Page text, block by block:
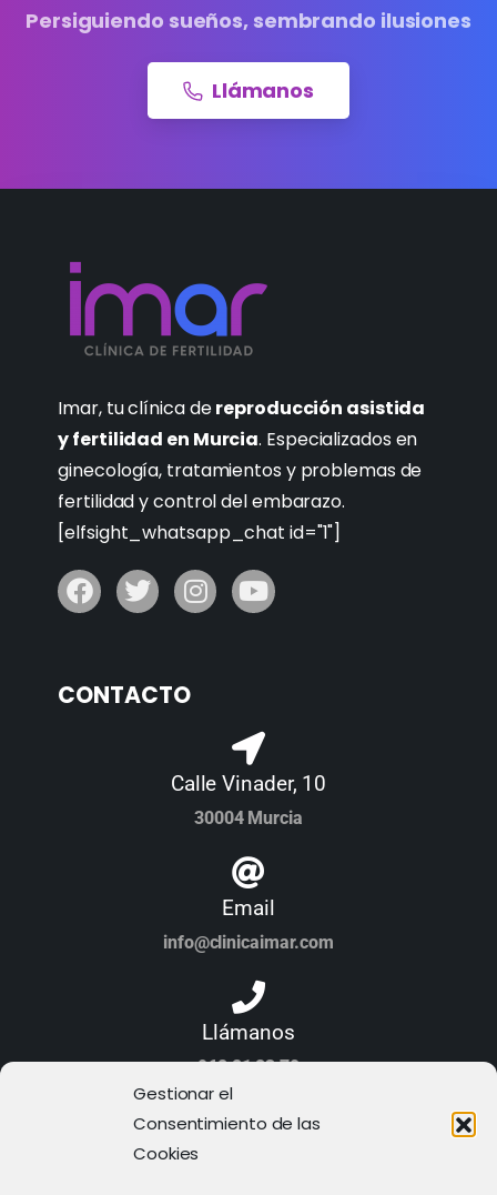
Gestionar el
Consentimiento de las
Cookies
Persiguiendo sueños, sembrando ilusiones
Llámanos
Imar, tu clínica dereproducción asistida
y fertilidad en Murcia. Especializados en
ginecología, tratamientos y problemas de
fertilidad y control del embarazo.
[elfsight_whatsapp_chat id="1"]
CONTACTO
Calle Vinader, 10
30004 Murcia
Email
info@clinicaimar.com
Llámanos
968 21 23 70